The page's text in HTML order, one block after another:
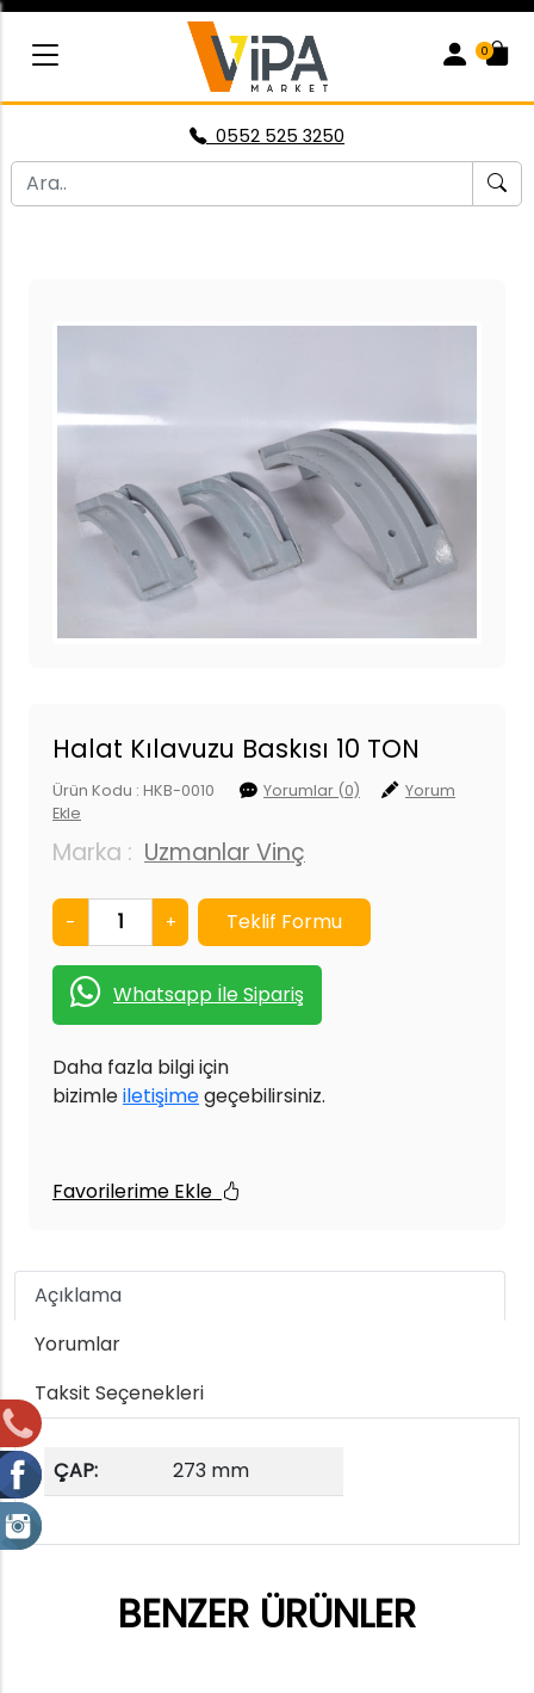
0
0552 525 3250
Halat Kılavuzu Baskısı 10 TON
Ürün Kodu : HKB-0010 Yorumlar (0)
Yorum
Ekle
Marka : Uzmanlar Vinç
- +
Whatsapp İle Sipariş
Daha fazla bilgi için
bizimleiletişimegeçebilirsiniz.
Favorilerime Ekle
Açıklama
Yorumlar
Taksit Seçenekleri
ÇAP: 273 mm
BENZER ÜRÜNLER